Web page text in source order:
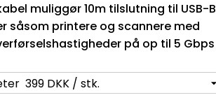
muliggør 10m tilslutning til USB-B
såsom printere og scannere med
på op til 5 Gbps